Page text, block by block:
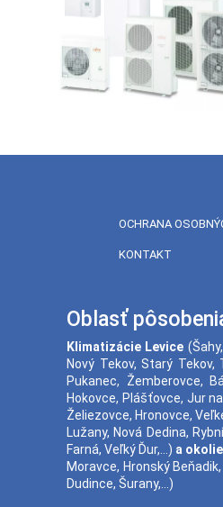
OCHRANA
KONTAKT
Oblasť
Klimatizácie Levice (Šahy,
Nový Tekov,Starý Tekov,
Pukanec, Žemberovce,
Hokovce, Plášťovce, Jur
Želiezovce, Hronovce,
Lužany, Nová Dedina,
Farná, Veľký Ďur,...) a okolie
Moravce, Hronský Beňadik,
Dudince, Šurany,...)